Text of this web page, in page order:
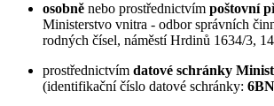
osobně nebo prostřednictvím poštovní
Ministerstvo vnitra - odbor správních
rodných čísel, náměstí Hrdinů 1634/3,
prostřednictvím datové schránky
(identifikační číslo datové schránky: